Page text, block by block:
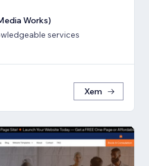
Works)
services
Xem